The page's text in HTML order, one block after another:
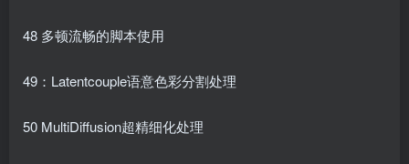
48 多顿流畅的脚本使用
49：Latentcouple语意色彩分割处理
50 MultiDiffusion超精细化处理